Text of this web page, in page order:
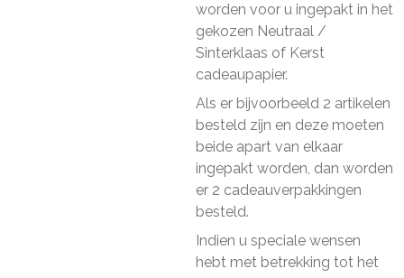
worden voor u ingepakt in het
gekozen Neutraal /
Sinterklaas of Kerst
cadeaupapier.
Als er bijvoorbeeld 2 artikelen
besteld zijn en deze moeten
beide apart van elkaar
ingepakt worden, dan worden
er 2 cadeauverpakkingen
besteld.
Indien u speciale wensen
hebt met betrekking tot het